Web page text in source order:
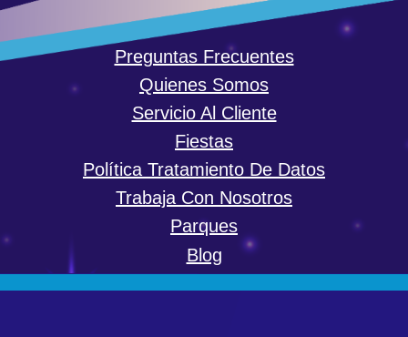
Preguntas Frecuentes
Quienes Somos
Servicio Al Cliente
Fiestas
Política Tratamiento De Datos
Trabaja Con Nosotros
Parques
Blog